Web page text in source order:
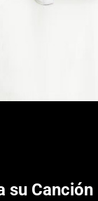
su Canción